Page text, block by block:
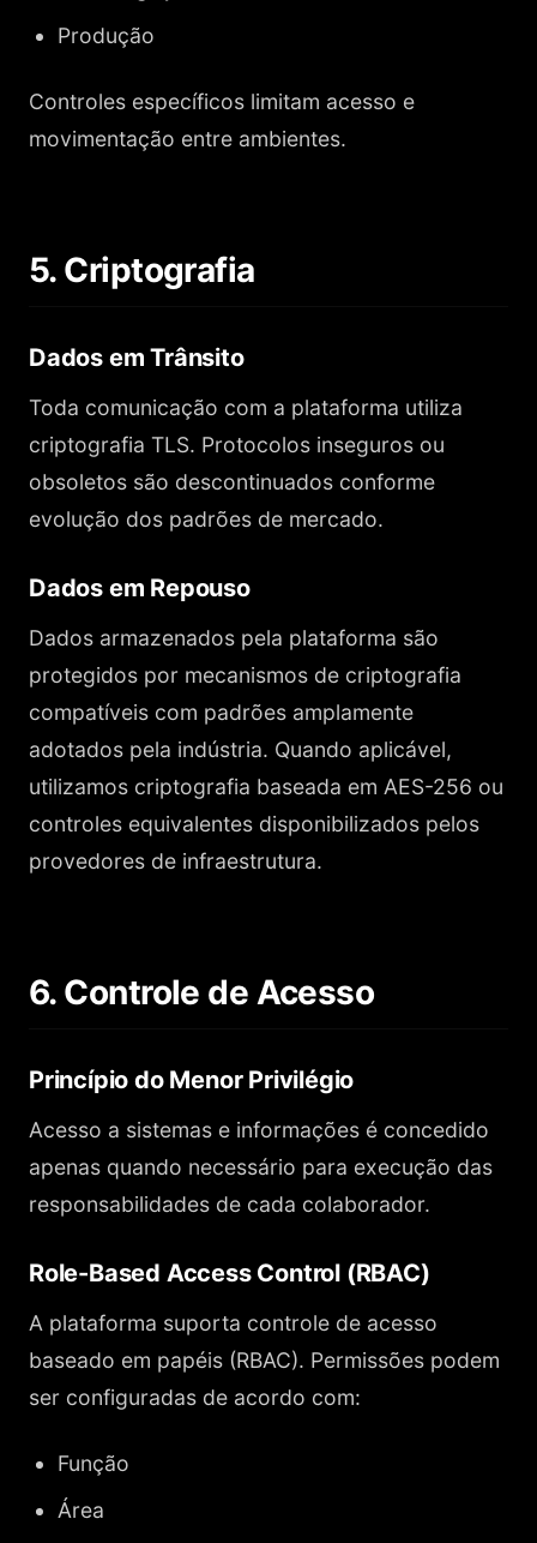
Produção
Controles específicos limitam acesso e
movimentação entre ambientes.
5. Criptografia
Dados em Trânsito
Toda comunicação com a plataforma utiliza
criptografia TLS. Protocolos inseguros ou
obsoletos são descontinuados conforme
evolução dos padrões de mercado.
Dados em Repouso
Dados armazenados pela plataforma são
protegidos por mecanismos de criptografia
compatíveis com padrões amplamente
adotados pela indústria. Quando aplicável,
utilizamos criptografia baseada em AES-256 ou
controles equivalentes disponibilizados pelos
provedores de infraestrutura.
6. Controle de Acesso
Princípio do Menor Privilégio
Acesso a sistemas e informações é concedido
apenas quando necessário para execução das
responsabilidades de cada colaborador.
Role-Based Access Control (RBAC)
A plataforma suporta controle de acesso
baseado em papéis (RBAC). Permissões podem
ser configuradas de acordo com:
Função
Área